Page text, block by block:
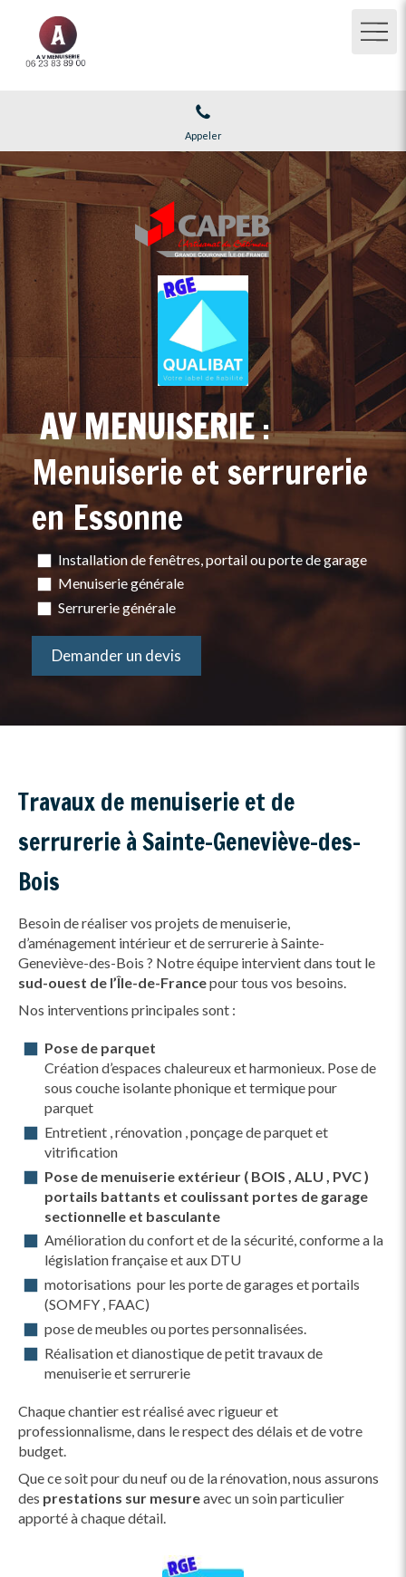
Appeler
AV MENUISERIE:
Menuiserie et serrurerie
en Essonne
Installation de fenêtres, portail ou porte de garage
Menuiserie générale
Serrurerie générale
Demander un devis
Travaux de menuiserie et de
serrurerie à Sainte-Geneviève-des-
Bois
Besoin de réaliser vos projets de menuiserie,
d’aménagement intérieur et de serrurerie à Sainte-
Geneviève-des-Bois ? Notre équipe intervient dans tout le
sud-ouest de l’Île-de-Francepour tous vos besoins.
Nos interventions principales sont :
Pose de parquet
Création d’espaces chaleureux et harmonieux. Pose de
sous couche isolante phonique et termique pour
parquet
Entretient , rénovation , ponçage de parquet et
vitrification
Pose de menuiserie extérieur ( BOIS , ALU , PVC )
portails battants et coulissant portes de garage
sectionnelle et basculante
Amélioration du confort et de la sécurité, conforme a la
législation française et aux DTU
motorisations pour les porte de garages et portails
(SOMFY , FAAC)
pose de meubles ou portes personnalisées.
Réalisation et dianostique de petit travaux de
menuiserie et serrurerie
Chaque chantier est réalisé avec rigueur et
professionnalisme, dans le respect des délais et de votre
budget.
Que ce soit pour du neuf ou de la rénovation, nous assurons
des prestations sur mesureavec un soin particulier
apporté à chaque détail.